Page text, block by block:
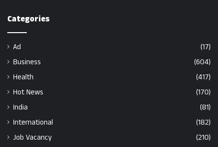
Categories
Ad
(17)
Business
(604)
Health
(417)
Hot News
(170)
India
(81)
International
(182)
Job Vacancy
(210)